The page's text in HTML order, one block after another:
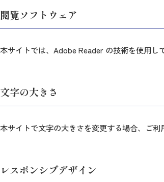
閲覧ソフトウェア
本サイトでは、Adobe Reader の技術を使用し
文字の大きさ
本サイトで文字の大きさを変更する場合、ご利
レスポンシブデザイン